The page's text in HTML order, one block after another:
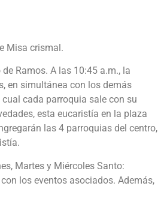
Misa crismal.
Ramos. A las 10:45 a.m., la
en simultánea con los demás
cada parroquia sale con su
esta eucaristía en la plaza
las 4 parroquias del centro,
Martes y Miércoles Santo:
los eventos asociados. Además,